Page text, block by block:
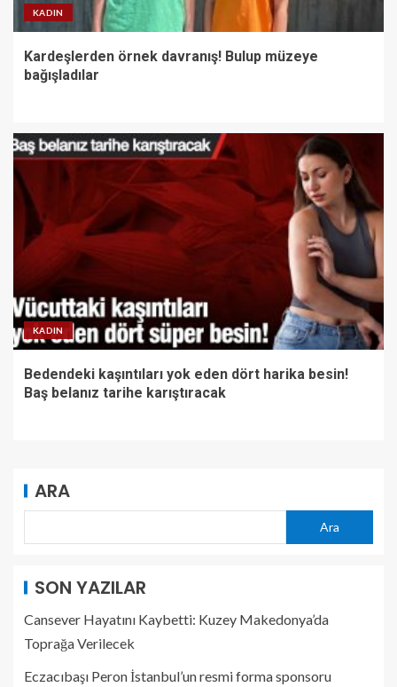
KADIN
Kardeşlerden örnek davranış! Bulup müzeye
bağışladılar
KADIN
Bedendeki kaşıntıları yok eden dört harika besin!
Baş belanız tarihe karıştıracak
ARA
Ara
SON YAZILAR
Cansever Hayatını Kaybetti: Kuzey Makedonya’da
Toprağa Verilecek
Eczacıbaşı Peron İstanbul’un resmi forma sponsoru